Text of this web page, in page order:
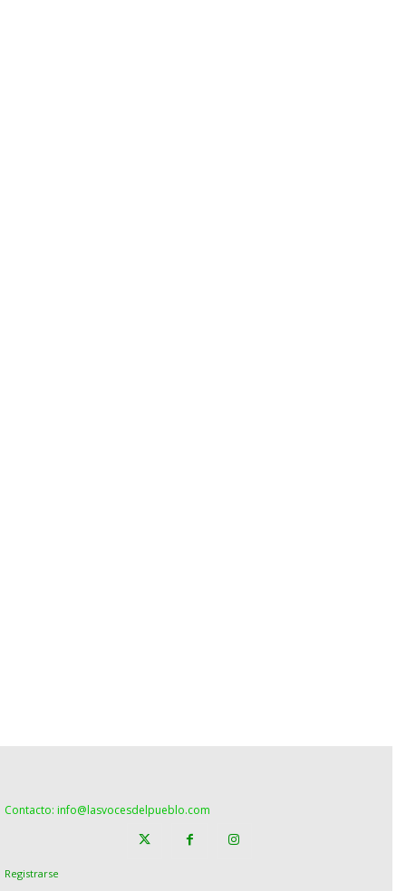
Contacto: info@lasvocesdelpueblo.com
Registrarse